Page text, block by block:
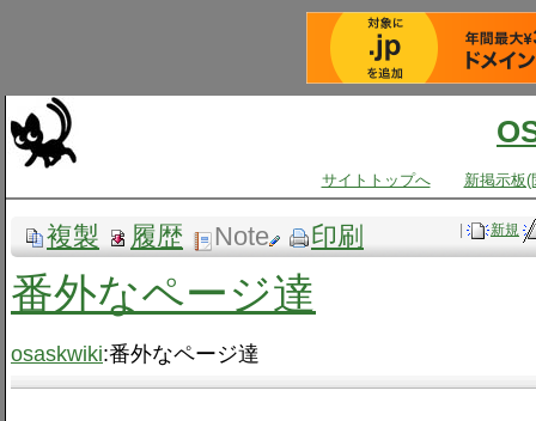
サイトトップへ 新掲示板(
新規
複製 履歴 Note 印刷
番外なページ達
osaskwiki:番外なページ達